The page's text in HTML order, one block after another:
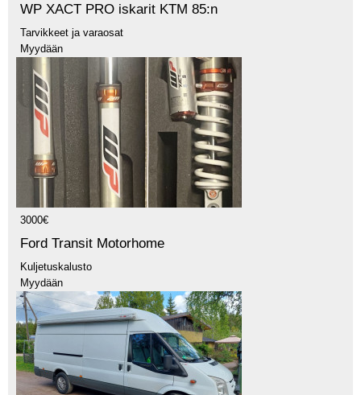
WP XACT PRO iskarit KTM 85:n
Tarvikkeet ja varaosat
Myydään
3000€
Ford Transit Motorhome
Kuljetuskalusto
Myydään